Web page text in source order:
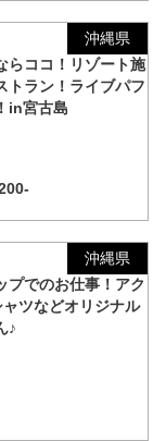
沖縄県
らココ！リゾート施
トラン！ライブパフ
in宮古島
沖縄県
プでのお仕事！アク
ツなどオリジナル
♪